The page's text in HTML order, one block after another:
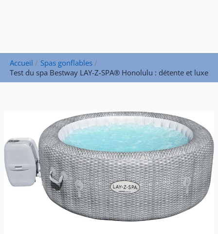
Accueil
Spas gonflables
Test du spa Bestway LAY-Z-SPA® Honolulu : détente et luxe